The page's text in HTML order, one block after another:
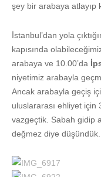
şey bir arabaya atlayıp
İstanbul’dan yola
kapısında
arabaya ve 10.00’da
niyetimiz arabayla
Ancak arabayla geçiş
uluslararası ehliyet
vazgeçtik. Sabah gidip
değmez diye düşündük.